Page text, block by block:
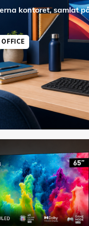
kontoret, samlat